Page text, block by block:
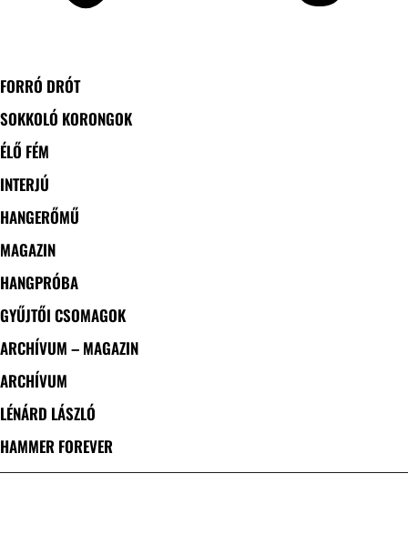
FORRÓ DRÓT
SOKKOLÓ KORONGOK
ÉLŐ FÉM
INTERJÚ
HANGERŐMŰ
MAGAZIN
HANGPRÓBA
GYŰJTŐI CSOMAGOK
ARCHÍVUM – MAGAZIN
ARCHÍVUM
LÉNÁRD LÁSZLÓ
HAMMER FOREVER